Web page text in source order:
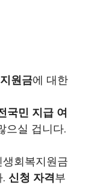
원금에 대한
국민 지급 여
으실 겁니다.
회복지원금
신청 자격부